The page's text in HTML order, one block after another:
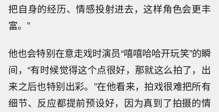
把自身的经历、情感投射进去，这样角色会更丰
富。”
他也会特别在意走戏时演员“嘻嘻哈哈开玩笑”的瞬
间，“有时候觉得这个点很好，那就这么拍了，出
来之后也特别出彩。”在他看来，拍戏很难把所有
细节、反应都提前预设好，因为真到了拍摄的情